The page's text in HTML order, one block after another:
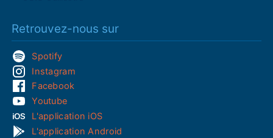
Retrouvez-nous sur
Spotify
Instagram
Facebook
Youtube
L'application iOS
L'application Android